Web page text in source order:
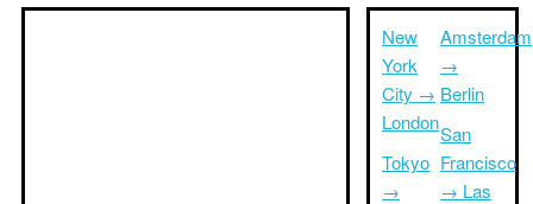
New
York
City →
London
Tokyo
→
Amsterdam
→
Berlin
San
Francisco
→ Las